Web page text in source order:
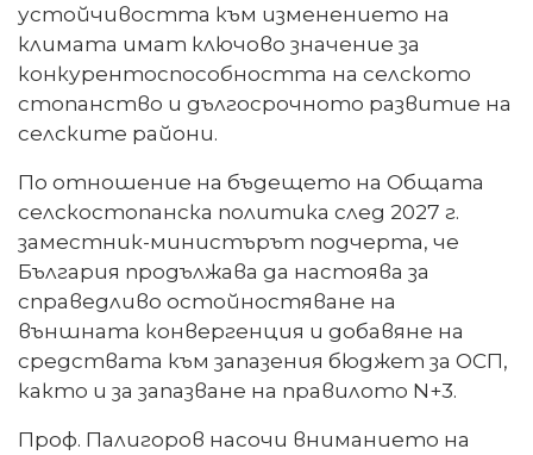
устойчивостта към изменението на
климата имат ключово значение за
конкурентоспособността на селското
стопанство и дългосрочното развитие на
селските райони.
По отношение на бъдещето на Общата
селскостопанска политика след 2027 г.
заместник-министърът подчерта, че
България продължава да настоява за
справедливо остойностяване на
външната конвергенция и добавяне на
средствата към запазения бюджет за ОСП,
както и за запазване на правилото N+3.
Проф. Палигоров насочи вниманието на